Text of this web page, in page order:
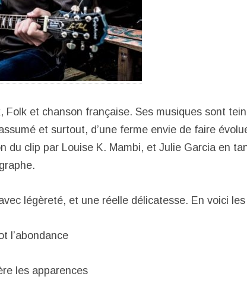
Folk et chanson française. Ses musiques sont
et surtout, d’une ferme envie de faire
du clip par Louise K. Mambi, et Julie Garcia en
et chorégraphe.
légèreté, et une réelle délicatesse. En voici
l’abondance
les apparences